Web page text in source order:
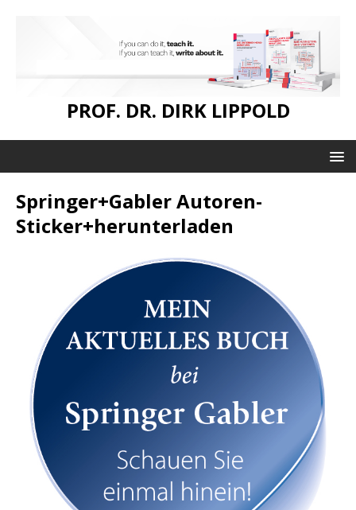
PROF. DR. DIRK LIPPOLD
Springer+Gabler Autoren-
Sticker+herunterladen